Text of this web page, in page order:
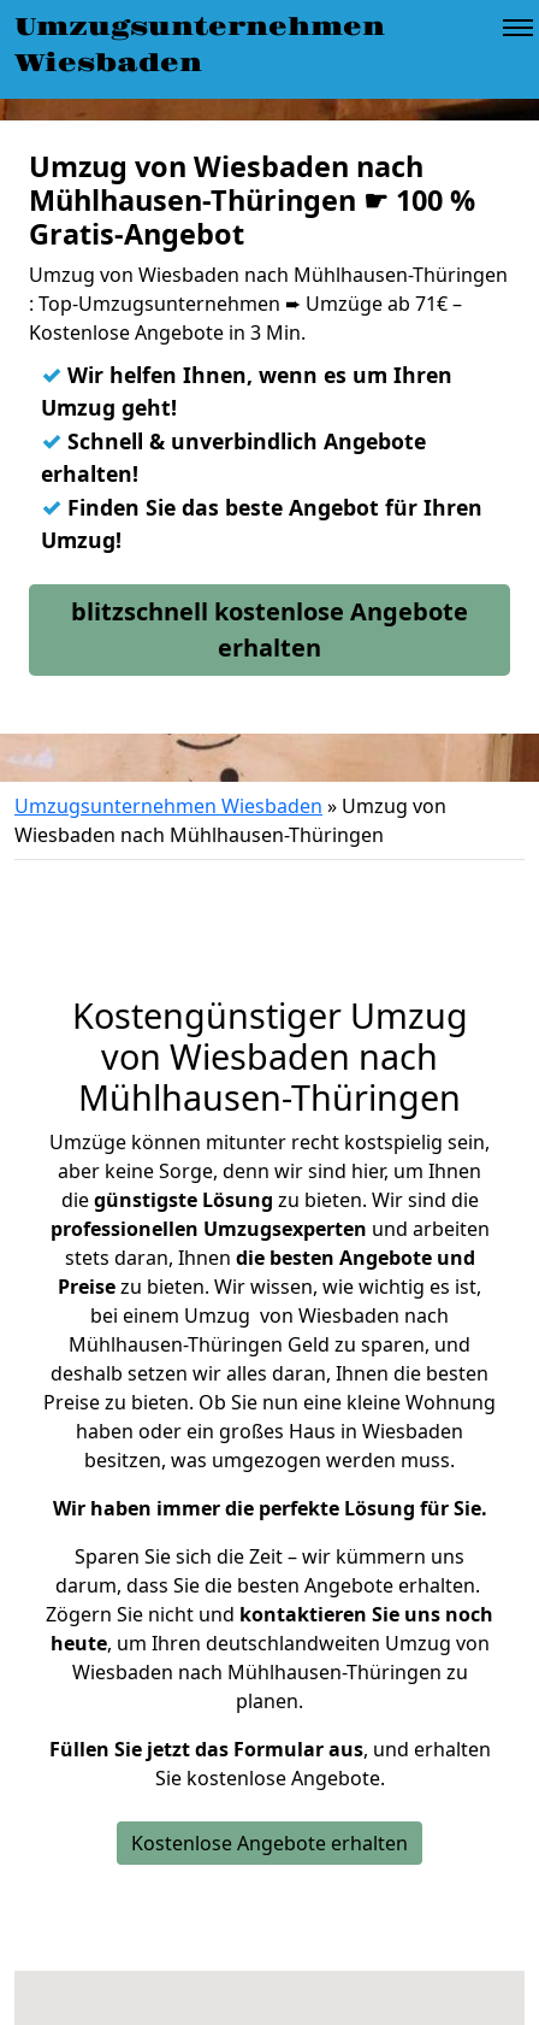
Umzugsunternehmen
Wiesbaden
Umzug von Wiesbaden nach
Mühlhausen-Thüringen ☛ 100 %
Gratis-Angebot
Umzug von Wiesbaden nach Mühlhausen-Thüringen
: Top-Umzugsunternehmen ➨ Umzüge ab 71€ –
Kostenlose Angebote in 3 Min.
✓ Wir helfen Ihnen, wenn es um Ihren
Umzug geht!
✓ Schnell & unverbindlich Angebote
erhalten!
✓ Finden Sie das beste Angebot für Ihren
Umzug!
blitzschnell kostenlose Angebote
erhalten
Umzugsunternehmen Wiesbaden » Umzug von
Wiesbaden nach Mühlhausen-Thüringen
Kostengünstiger Umzug
von Wiesbaden nach
Mühlhausen-Thüringen
Umzüge können mitunter recht kostspielig sein,
aber keine Sorge, denn wir sind hier, um Ihnen
diegünstigste Lösung zu bieten. Wir sind die
professionellen Umzugsexperten und arbeiten
stets daran, Ihnen die besten Angebote und
Preisezu bieten. Wir wissen, wie wichtig es ist,
bei einem Umzug von Wiesbaden nach
Mühlhausen-Thüringen Geld zu sparen, und
deshalb setzen wir alles daran, Ihnen die besten
Preise zu bieten. Ob Sie nun eine kleine Wohnung
haben oder ein großes Haus in Wiesbaden
besitzen, was umgezogen werden muss.
Wir haben immer die perfekte Lösung für Sie.
Sparen Sie sich die Zeit – wir kümmern uns
darum, dass Sie die besten Angebote erhalten.
Zögern Sie nicht und kontaktieren Sie uns noch
heute, um Ihren deutschlandweiten Umzug von
Wiesbaden nach Mühlhausen-Thüringen zu
planen.
Füllen Sie jetzt das Formular aus, und erhalten
Sie kostenlose Angebote.
Kostenlose Angebote erhalten